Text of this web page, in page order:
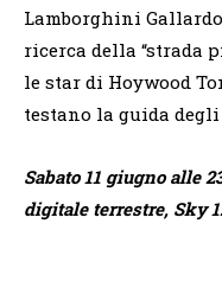
Lamborghini
ricerca della “strada
le star di Hoywood
testano la guida
Sabato 11 giugno alle
digitale terrestre, Sky